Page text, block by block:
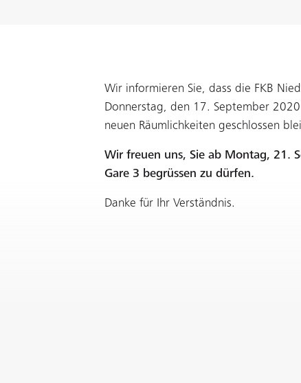
Wir informieren Sie, dass die FKB
Donnerstag, den 17. September
neuen Räumlichkeiten geschlossen
Wir freuen uns, Sie ab Montag, 21.
Gare 3 begrüssen zu dürfen.
Danke für Ihr Verständnis.